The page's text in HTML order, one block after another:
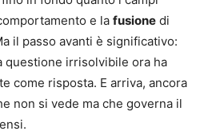
e la fusione di
il passo avanti è significativo:
questione irrisolvibile ora ha
come risposta. E arriva, ancora
non si vede ma che governa il